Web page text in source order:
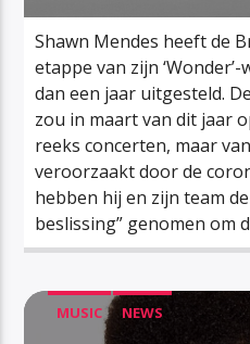
Shawn Mendes heeft de
etappe van zijn
dan een jaar uitgesteld.
zou in maart van dit jaar
reeks concerten, maar
veroorzaakt door de
hebben hij en zijn team
beslissing” genomen om
MUSIC NEWS